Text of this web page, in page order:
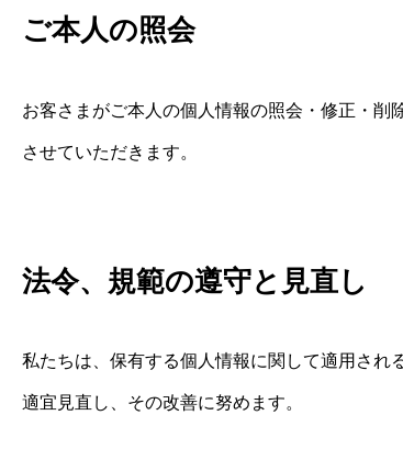
ご本人の照会
お客さまがご本人の個人情報の照会・修正・
させていただきます。
法令、規範の遵守と見直し
私たちは、保有する個人情報に関して適用され
適宜見直し、その改善に努めます。